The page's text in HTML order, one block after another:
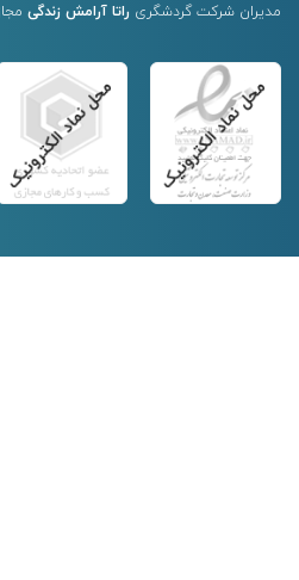
مدیران شرکت گردشگری راتا آرامش زندگی